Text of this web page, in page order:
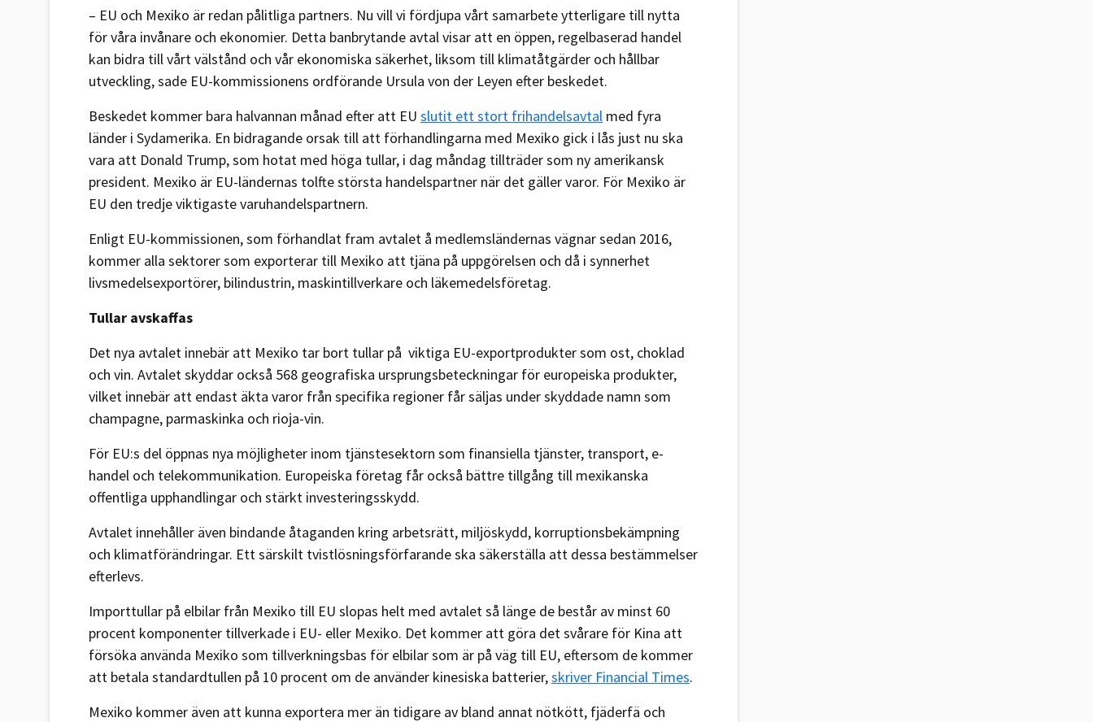
– EU och Mexiko är redan pålitliga partners. Nu vill vi fördjupa vårt samarbete ytterligare till nytta
för våra invånare och ekonomier. Detta banbrytande avtal visar att en öppen, regelbaserad handel
kan bidra till vårt välstånd och vår ekonomiska säkerhet, liksom till klimatåtgärder och hållbar
utveckling, sade EU-kommissionens ordförande Ursula von der Leyen efter beskedet.
Beskedet kommer bara halvannan månad efter att EU slutit ett stort frihandelsavtal med fyra
länder i Sydamerika. En bidragande orsak till att förhandlingarna med Mexiko gick i lås just nu ska
vara att Donald Trump, som hotat med höga tullar, i dag måndag tillträder som ny amerikansk
president. Mexiko är EU-ländernas tolfte största handelspartner när det gäller varor. För Mexiko är
EU den tredje viktigaste varuhandelspartnern.
Enligt EU-kommissionen, som förhandlat fram avtalet å medlemsländernas vägnar sedan 2016,
kommer alla sektorer som exporterar till Mexiko att tjäna på uppgörelsen och då i synnerhet
livsmedelsexportörer, bilindustrin, maskintillverkare och läkemedelsföretag.
Tullar avskaffas
Det nya avtalet innebär att Mexiko tar bort tullar på viktiga EU-exportprodukter som ost, choklad
och vin. Avtalet skyddar också 568 geografiska ursprungsbeteckningar för europeiska produkter,
vilket innebär att endast äkta varor från specifika regioner får säljas under skyddade namn som
champagne, parmaskinka och rioja-vin.
För EU:s del öppnas nya möjligheter inom tjänstesektorn som finansiella tjänster, transport, e-
handel och telekommunikation. Europeiska företag får också bättre tillgång till mexikanska
offentliga upphandlingar och stärkt investeringsskydd.
Avtalet innehåller även bindande åtaganden kring arbetsrätt, miljöskydd, korruptionsbekämpning
och klimatförändringar. Ett särskilt tvistlösningsförfarande ska säkerställa att dessa bestämmelser
efterlevs.
Importtullar på elbilar från Mexiko till EU slopas helt med avtalet så länge de består av minst 60
procent komponenter tillverkade i EU- eller Mexiko. Det kommer att göra det svårare för Kina att
försöka använda Mexiko som tillverkningsbas för elbilar som är på väg till EU, eftersom de kommer
att betala standardtullen på 10 procent om de använder kinesiska batterier,skriver Financial Times.
Mexiko kommer även att kunna exportera mer än tidigare av bland annat nötkött, fjäderfä och